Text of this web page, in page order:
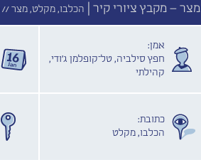
מצר – מקבץ ציורי קיר | הכלבו, מקלט, מצר //
אמן:
חפץ סילביה, טל־קופלמן ג'ודי,
קהילתי
כתובת:
הכלבו, מקלט